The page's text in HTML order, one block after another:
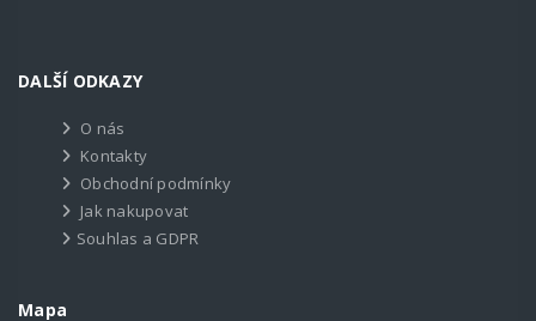
DALŠÍ ODKAZY
O nás
Kontakty
Obchodní podmínky
Jak nakupovat
Souhlas a GDPR
Mapa